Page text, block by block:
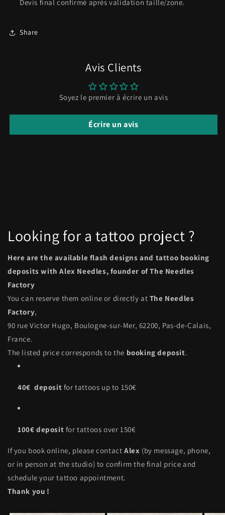
Devis final confirmé après validation taille/zone.
Share
Avis Clients
Soyez le premier à écrire un avis
Écrire un avis
Looking for a tattoo project ?
Here are the available flash designs and tattoo booking
deposits with Alex Needles, founder of The Needles
Factory
You can reserve them online or directly at The Needles
Factory,
90 rue Victor Hugo, Boulogne-sur-Mer, 62200, Pas-de-Calais,
France.
The listed price corresponds to the booking deposit.
40€ deposit for tattoos up to 150€
100€ deposit for tattoos over 150€
If you book online, please contact Alex (by message, phone,
or in person at the studio) to confirm the final price and
schedule your tattoo appointment.
Thank you !